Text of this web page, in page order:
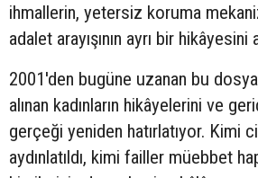
ihmallerin, yetersiz koruma
adalet arayışının ayrı bir hikâyesini
2001'den bugüne uzanan bu
alınan kadınların hikâyelerini ve
gerçeği yeniden hatırlatıyor. Kimi
aydınlatıldı, kimi failler müebbet